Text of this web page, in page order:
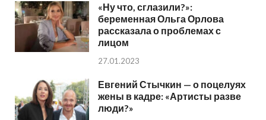
«Ну что, сглазили?»:
беременная Ольга Орлова
рассказала о проблемах с
лицом
27.01.2023
Евгений Стычкин — о поцелуях
жены в кадре: «Артисты разве
люди?»